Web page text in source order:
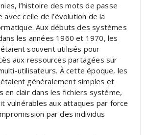
l’histoire des mots de passe
avec celle de l’évolution de la
Aux débuts des systèmes
les années 1960 et 1970, les
souvent utilisés pour
aux ressources partagées sur
utilisateurs. À cette époque, les
généralement simples et
en clair dans les fichiers système,
vulnérables aux attaques par force
par des individus